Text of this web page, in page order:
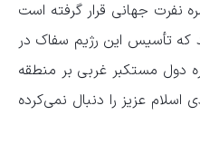
نفرت جهانی قرار گرفته است
که تأسیس این رژیم سفاک در
دول مستکبر غربی بر منطقه
عزیز را دنبال نمی‌کرده